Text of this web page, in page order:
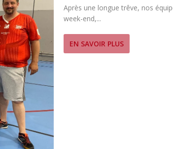
Après une longue trêve, nos
week-end,...
EN SAVOIR PLUS